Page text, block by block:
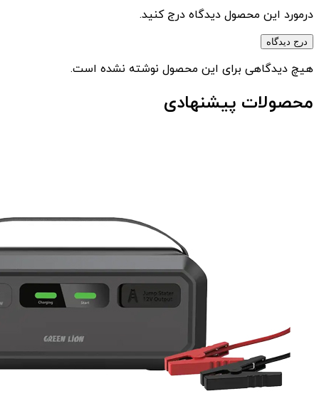
درمورد این محصول دیدگاه درج کنید.
درج دیدگاه
هیچ دیدگاهی برای این محصول نوشته نشده است.
محصولات پیشنهادی